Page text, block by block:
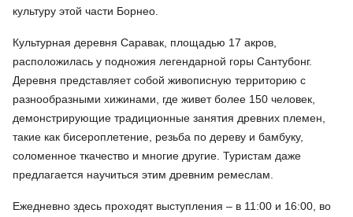
культуру этой части Борнео.
Культурная деревня Саравак, площадью 17 акров,
расположилась у подножия легендарной горы Сантубонг.
Деревня представляет собой живописную территорию с
разнообразными хижинами, где живет более 150 человек,
демонстрирующие традиционные занятия древних племен,
такие как бисероплетение, резьба по дереву и бамбуку,
соломенное ткачество и многие другие. Туристам даже
предлагается научиться этим древним ремеслам.
Ежедневно здесь проходят выступления – в 11:00 и 16:00, во